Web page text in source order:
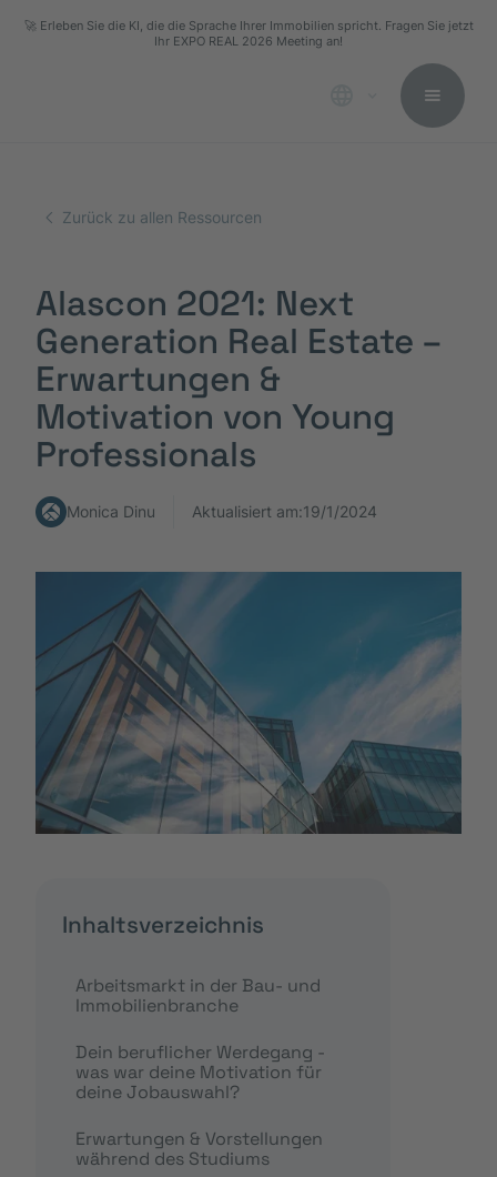
🚀 Erleben Sie die KI, die die Sprache Ihrer Immobilien spricht. Fragen Sie jetzt
Ihr EXPO REAL 2026 Meeting an!
Zurück zu allen Ressourcen
Alascon 2021: Next
Generation Real Estate –
Erwartungen &
Motivation von Young
Professionals
Monica Dinu Aktualisiert am:19/1/2024
Inhaltsverzeichnis
Arbeitsmarkt in der Bau- und
Immobilienbranche
Dein beruflicher Werdegang -
was war deine Motivation für
deine Jobauswahl?
Erwartungen & Vorstellungen
während des Studiums